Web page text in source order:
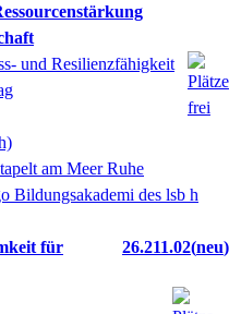
und Resilienzfähigkeit
für
26.211.02 neu